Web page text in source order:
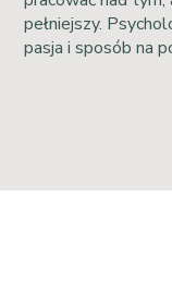
pełniejszy.
pasja i sposób na